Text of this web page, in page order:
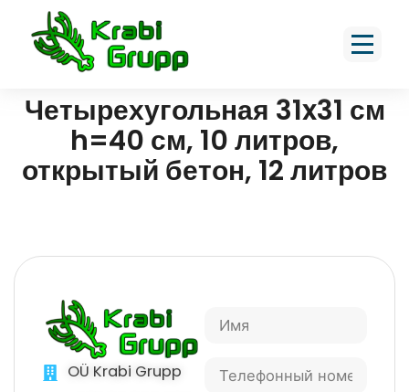
Четырехугольная 31x31 см
h=40 см, 10 литров,
открытый бетон, 12 литров
OÜ Krabi Grupp